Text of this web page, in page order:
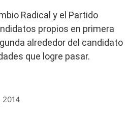
Radical y el Partido
propios en primera
alrededor del candidato
que logre pasar.
2014